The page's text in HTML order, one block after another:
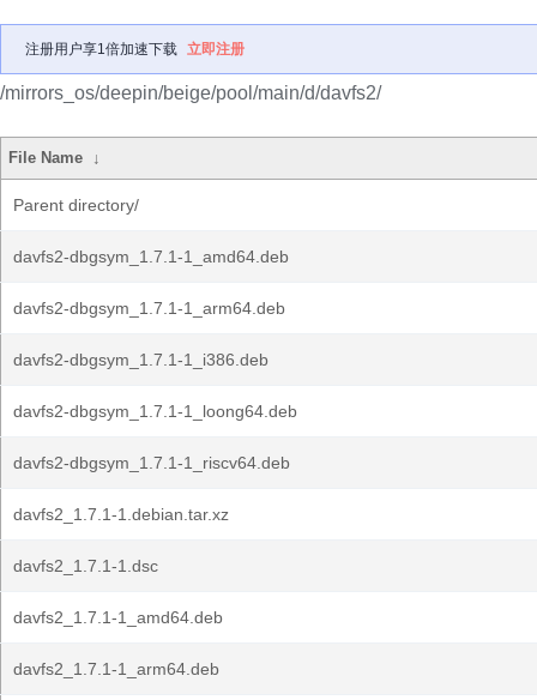
注册用户享1倍加速下载 立即注册
/mirrors_os/deepin/beige/pool/main/d/davfs2/
File Name ↓
Parent directory/
davfs2-dbgsym_1.7.1-1_amd64.deb
davfs2-dbgsym_1.7.1-1_arm64.deb
davfs2-dbgsym_1.7.1-1_i386.deb
davfs2-dbgsym_1.7.1-1_loong64.deb
davfs2-dbgsym_1.7.1-1_riscv64.deb
davfs2_1.7.1-1.debian.tar.xz
davfs2_1.7.1-1.dsc
davfs2_1.7.1-1_amd64.deb
davfs2_1.7.1-1_arm64.deb